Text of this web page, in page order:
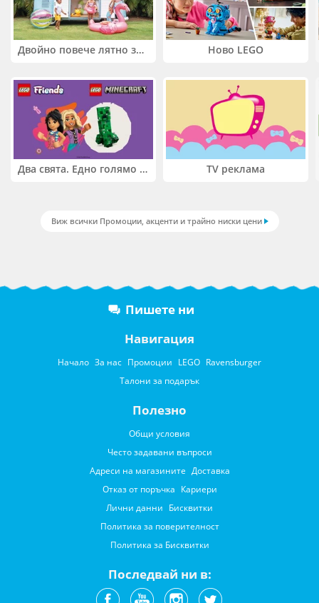
Двойно повече лятно забавление! Купи 2 продукта INTEX и вземи -33%
Два свята. Едно голямо приключение. Купи 2 продукта LEGO® Friends и/или LEGO® Minecraft и вземи -27%
Ново LEGO
TV реклама
Виж всички Промоции, акценти и трайно ниски цени
Пишете ни
Навигация
Начало За нас Промоции LEGO Ravensburger
Талони за подарък
Полезно
Общи условия
Често задавани въпроси
Адреси на магазините Доставка
Отказ от поръчка Кариери
Лични данни Бисквитки
Политика за поверителност
Политика за Бисквитки
Последвай ни в: